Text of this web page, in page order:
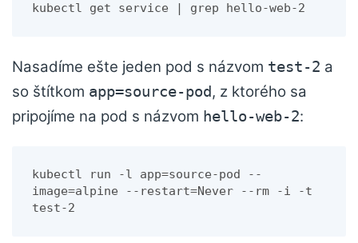
kubectl get service | grep hello-web-2
Nasadíme ešte jeden pod s názvom test-2 a
so štítkom app=source-pod , z ktorého sa
pripojíme na pod s názvom hello-web-2:
kubectl run -l app=source-pod --
image=alpine --restart=Never --rm -i -t
test-2